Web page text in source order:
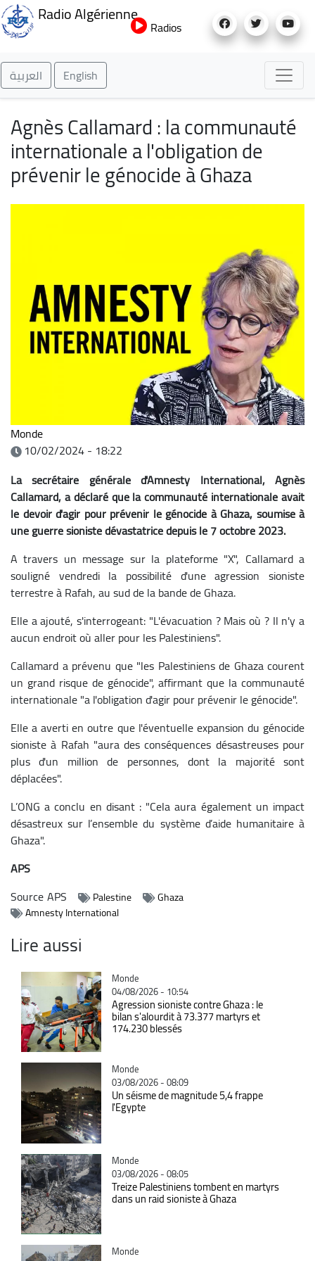
au
Radio Algérienne
Radios
العربية English
Agnès Callamard : la communauté
internationale a l'obligation de
prévenir le génocide à Ghaza
Monde
10/02/2024 - 18:22
La secrétaire générale d'Amnesty International, Agnès
Callamard, a déclaré que la communauté internationale avait
le devoir d'agir pour prévenir le génocide à Ghaza, soumise à
une guerre sioniste dévastatrice depuis le 7 octobre 2023.
A travers un message sur la plateforme "X", Callamard a
souligné vendredi la possibilité d'une agression sioniste
terrestre à Rafah, au sud de la bande de Ghaza.
Elle a ajouté, s'interrogeant: "L'évacuation ? Mais où ? Il n'y a
aucun endroit où aller pour les Palestiniens".
Callamard a prévenu que "les Palestiniens de Ghaza courent
un grand risque de génocide", affirmant que la communauté
internationale "a l'obligation d'agir pour prévenir le génocide".
Elle a averti en outre que l'éventuelle expansion du génocide
sioniste à Rafah "aura des conséquences désastreuses pour
plus d'un million de personnes, dont la majorité sont
déplacées".
L’ONG a conclu en disant : "Cela aura également un impact
désastreux sur l’ensemble du système d’aide humanitaire à
Ghaza".
APS
SourceAPS Palestine
Ghaza
Amnesty International
Lire aussi
Catégorie
Monde
04/08/2026 - 10:54
Agression sioniste contre Ghaza : le
bilan s'alourdit à 73.377 martyrs et
174.230 blessés
Catégorie
Monde
03/08/2026 - 08:09
Un séisme de magnitude 5,4 frappe
l'Egypte
Catégorie
Monde
03/08/2026 - 08:05
Treize Palestiniens tombent en martyrs
dans un raid sioniste à Ghaza
Catégorie
Monde